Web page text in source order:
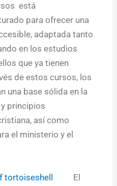
está
para ofrecer una
adaptada tanto
en los estudios
que ya tienen
de estos cursos, los
una base sólida en la
principios
así como
el ministerio y el
El